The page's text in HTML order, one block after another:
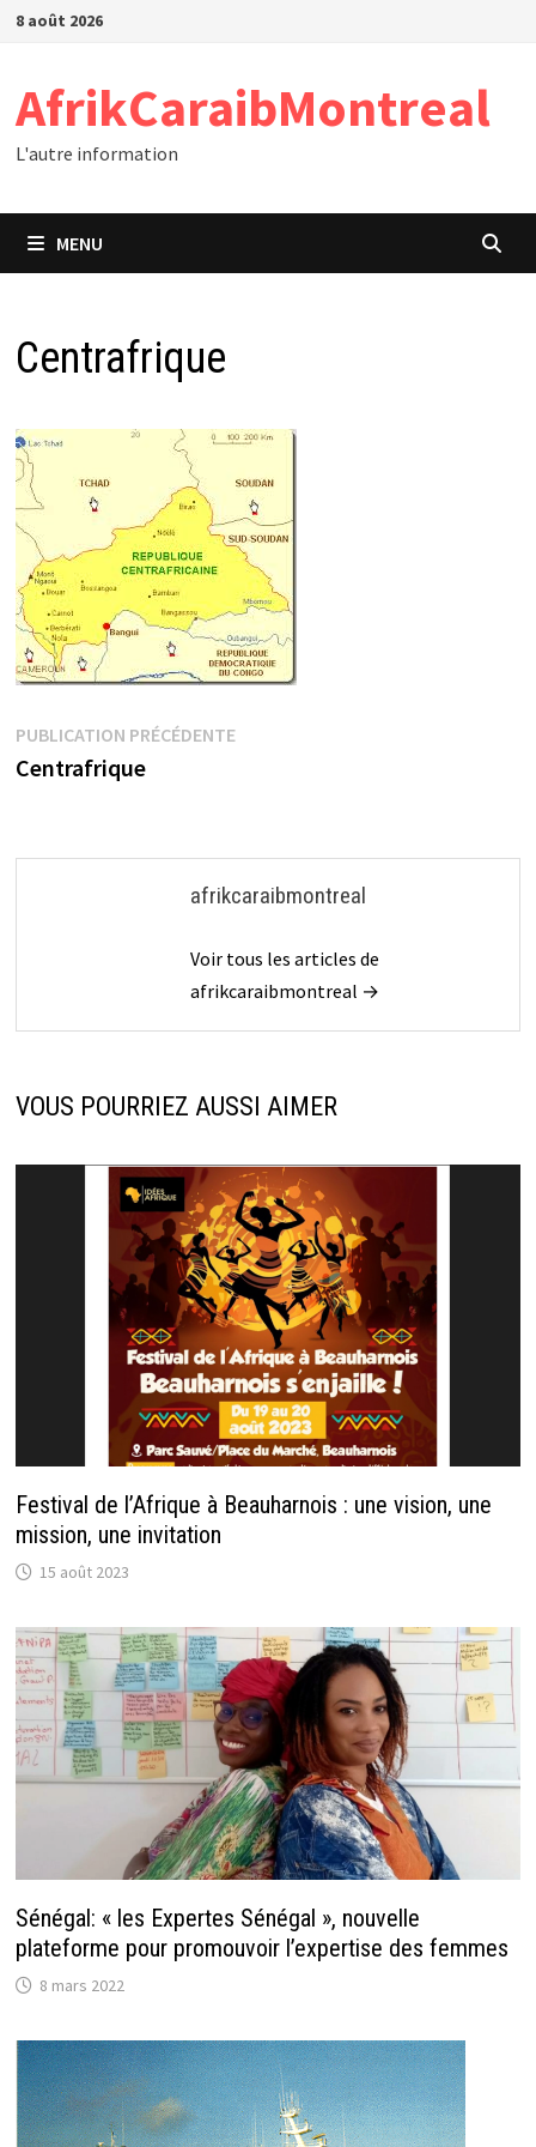
Passer
8 août 2026
AfrikCaraibMontreal
L'autre information
MENU
Centrafrique
Navigation
de
PUBLICATION PRÉCÉDENTEPublication
Centrafrique
afrikcaraibmontreal
Voir tous les articles de
afrikcaraibmontreal →
VOUS POURRIEZ AUSSI AIMER
Festival de l’Afrique à Beauharnois : une vision, une
mission, une invitation
15 août 2023
Sénégal: « les Expertes Sénégal », nouvelle
plateforme pour promouvoir l’expertise des femmes
8 mars 2022